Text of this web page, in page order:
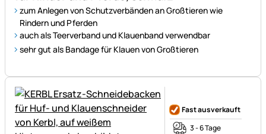
zum Anlegen von Schutzverbänden an Großtieren wie
Rindern und Pferden
auch als Teerverband und Klauenband verwendbar
sehr gut als Bandage für Klauen von Großtieren
Fast ausverkauft
3 - 6 Tage